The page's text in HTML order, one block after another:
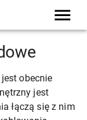
obecnie
jest
łączą się z nim